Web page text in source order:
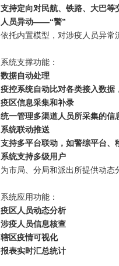
支持定向对民航、铁路、大巴等
人员异动——“警”
依托内置模型，对涉疫人员异常
系统支撑功能：
数据自动处理
疫控系统自动比对各类接入数据
疫区信息采集和补录
统一管理多渠道人员所采集的信
系统联动推送
支持多平台联动，如警综平台、
系统支持多级用户
为市局、分局和派出所提供动态
系统应用功能：
疫区人员动态分析
涉疫人员信息核查
辖区疫情可视化
报表实时汇总统计